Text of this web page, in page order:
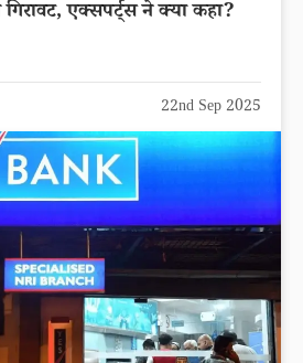
एक्सपर्ट्स ने क्या कहा?
22nd Sep 2025